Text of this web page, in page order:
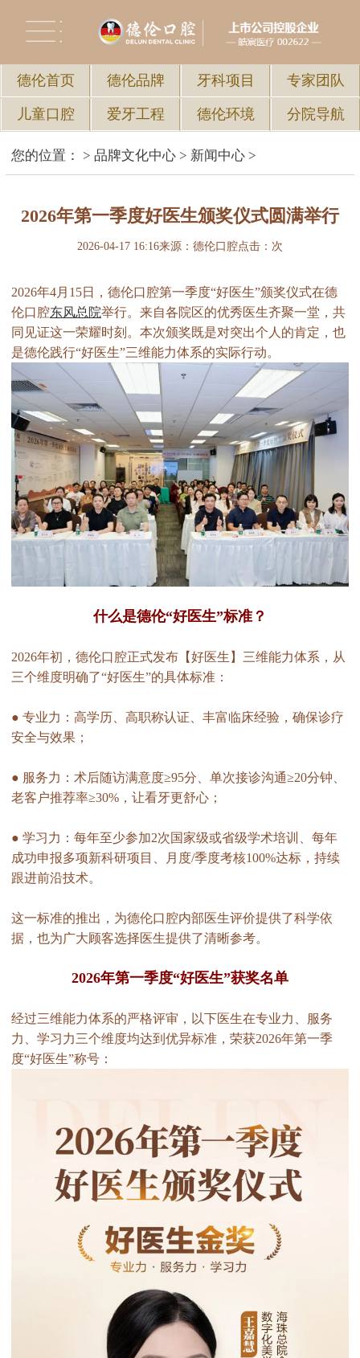
德伦首页 德伦品牌 牙科项目 专家团队
儿童口腔 爱牙工程 德伦环境 分院导航
您的位置： > 品牌文化中心 > 新闻中心 >
2026年第一季度好医生颁奖仪式圆满举行
2026-04-17 16:16来源：德伦口腔点击： 次
2026年4月15日，德伦口腔第一季度“好医生”颁奖仪式在德
伦口腔东风总院举行。来自各院区的优秀医生齐聚一堂，共
同见证这一荣耀时刻。本次颁奖既是对突出个人的肯定，也
是德伦践行“好医生”三维能力体系的实际行动。
什么是德伦“好医生”标准？
2026年初，德伦口腔正式发布【好医生】三维能力体系，从
三个维度明确了“好医生”的具体标准：
● 专业力：高学历、高职称认证、丰富临床经验，确保诊疗
安全与效果；
● 服务力：术后随访满意度≥95分、单次接诊沟通≥20分钟、
老客户推荐率≥30%，让看牙更舒心；
● 学习力：每年至少参加2次国家级或省级学术培训、每年
成功申报多项新科研项目、月度/季度考核100%达标，持续
跟进前沿技术。
这一标准的推出，为德伦口腔内部医生评价提供了科学依
据，也为广大顾客选择医生提供了清晰参考。
2026年第一季度“好医生”获奖名单
经过三维能力体系的严格评审，以下医生在专业力、服务
力、学习力三个维度均达到优异标准，荣获2026年第一季
度“好医生”称号：